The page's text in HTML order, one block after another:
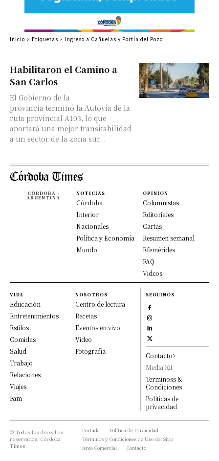
Habilitaron el Camino a
San Carlos
El Gobierno de la
provincia terminó la Autovía de la
ruta provincial A103, lo que
aportará una mejor transitabilidad
a un sector de la zona sur...
Inicio Etiquetas Ingreso a Cañuelas y Fortín del Pozo
CÓRDOBA -
ARGENTINA
NOTICIAS
Córdoba
Interior
Nacionales
Política y Economía
Mundo
OPINION
Columnistas
Editoriales
Cartas
Resumen semanal
Efemérides
FAQ
Videos
VIDA
Educación
Entretenimientos
Estilos
Comidas
Salud
Trabajo
Relaciones
Viajes
Fam
NOSOTROS
Centro de lectura
Recetas
Eventos en vivo
Video
Fotografía
SEGUINOS
Contacto>
Media Kit
Terminoss &
Condiciones
Políticas de
privacidad
© Todos los derechos
reservados, Córdoba
Times
Portada
Política de Privacidad
Términos y Condiciones de Uso del Sitio
Area Comercial
Contacto